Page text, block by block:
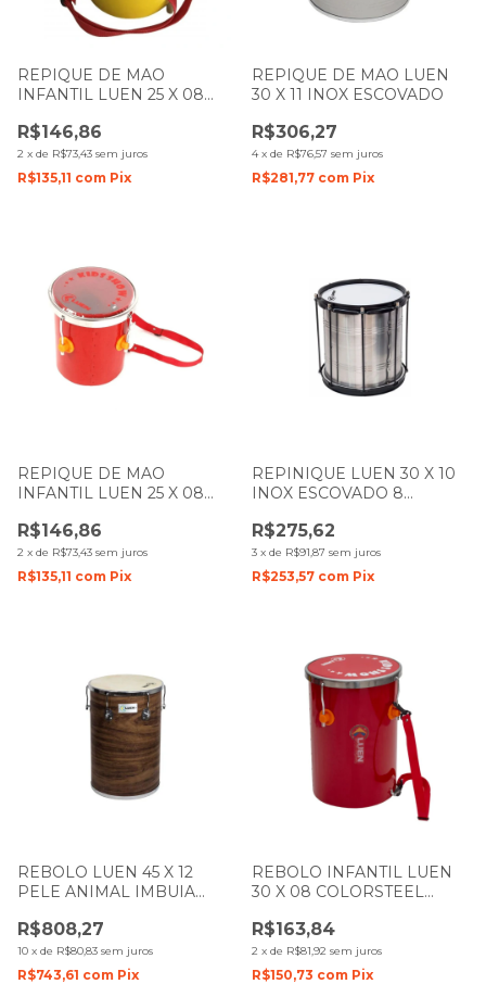
REPIQUE DE MAO
INFANTIL LUEN 25 X 08
PELE TRANSPARENTE
R$146,86
2 x de R$73,43 sem juros
R$135,11 com Pix
REPIQUE DE MAO LUEN
30 X 11 INOX ESCOVADO
R$306,27
4 x de R$76,57 sem juros
R$281,77 com Pix
REPIQUE DE MAO
INFANTIL LUEN 25 X 08
PELE TRANSPARENTE
R$146,86
2 x de R$73,43 sem juros
R$135,11 com Pix
REPINIQUE LUEN 30 X 10
INOX ESCOVADO 8
R$275,62
3 x de R$91,87 sem juros
R$253,57 com Pix
REBOLO LUEN 45 X 12
PELE ANIMAL IMBUIA
R$808,27
10 x de R$80,83 sem juros
R$743,61 com Pix
REBOLO INFANTIL LUEN
30 X 08 COLORSTEEL
VERMELHA
R$163,84
2 x de R$81,92 sem juros
R$150,73 com Pix